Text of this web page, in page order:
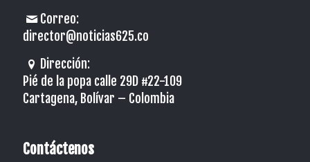
Correo:
director@noticias625.co
Dirección:
Pié de la popa calle 29D #22-109
Cartagena, Bolívar – Colombia
Contáctenos